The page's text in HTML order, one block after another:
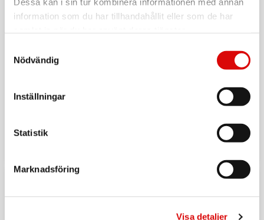
information som du har tillhandahållit eller som de har
Nödvändig
Inställningar
Statistik
Marknadsföring
Visa detaljer
Ladda upp inför hösten med ett handplockat sortiment av
produkter utvalda för säsongens efterfrågan och